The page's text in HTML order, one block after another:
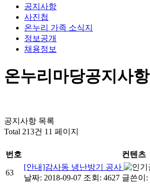
공지사항
사진첩
온누리 가족 소식지
정보공개
채용정보
온누리마당공지사항
공지사항 목록
Total 213건 11 페이지
번호
컨텐츠
63
[안내]감사동 냉난방기 공사
날짜: 2018-09-07 조회: 4627 글쓴이: